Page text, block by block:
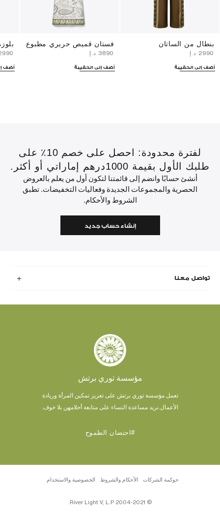
بنطال من الساتان
أضف إلى الحقيبة
فستان قميص حريري مطبوع
أضف إلى الحقيبة أضف
لفترة محدودة: احصل على خصم 10٪ على
طلبك الأول بقيمة 1000درهم إماراتي أو أكثر.
أنشئ حسابًا وانضم إلى قائمتنا لتكون أول من يعلم بالعروض
الحصرية والمجموعات الجديدة وفعاليات التخفيضات. تطبق
الشروط والأحكام.
إنشاء حساب جديد
تواصل معنا
مؤسسة توري برتش
تعمل مؤسسة توري برتش على تعزيز تمكين المرأة وريادة
الأعمال. نريد مساعدة النساء على متابعة أحلامهن بلا خوف.
#احتضان الطموح
© 2004-2021 River Light V, L.P.
حوكمة الشركات الأحكام والشروط الخصوصية والاستخدام